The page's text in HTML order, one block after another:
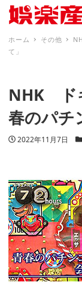
ホーム その他
て」
NHK ド
春のパチ
投稿日
2022年11月7日